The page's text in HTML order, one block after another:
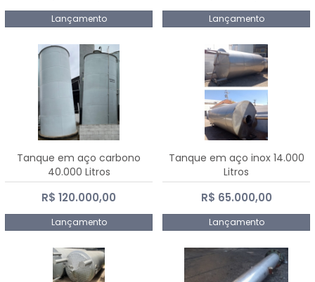
Lançamento Lançamento
Tanque em aço carbono
40.000 Litros
R$ 120.000,00
Lançamento
Tanque em aço inox 14.000
Litros
R$ 65.000,00
Lançamento